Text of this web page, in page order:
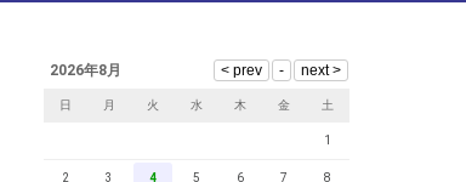
2026年8月
日 月 火 水 木 金 土
1
2 3 4 5 6 7 8